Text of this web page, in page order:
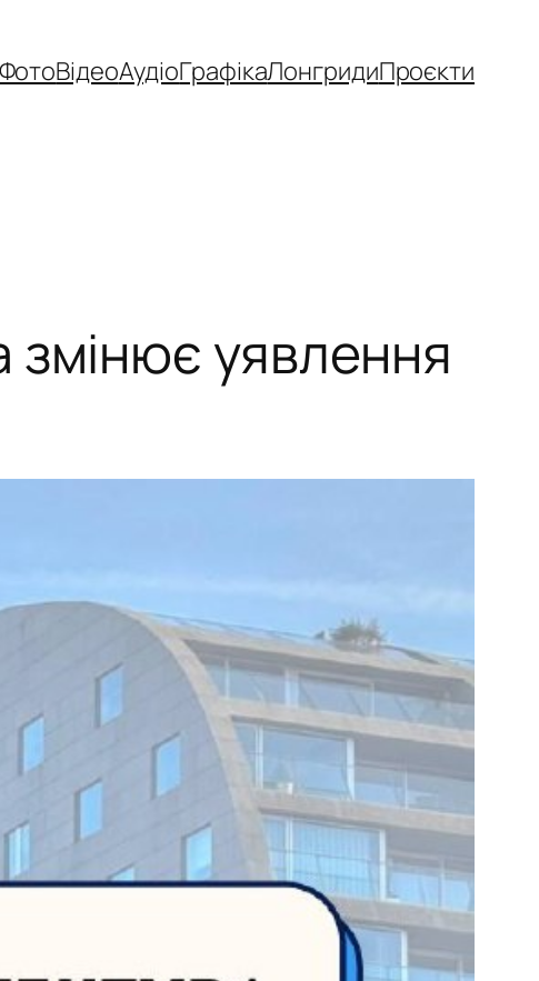
ФотоВідеоАудіоГрафікаЛонгридиПроєкти
змінює уявлення